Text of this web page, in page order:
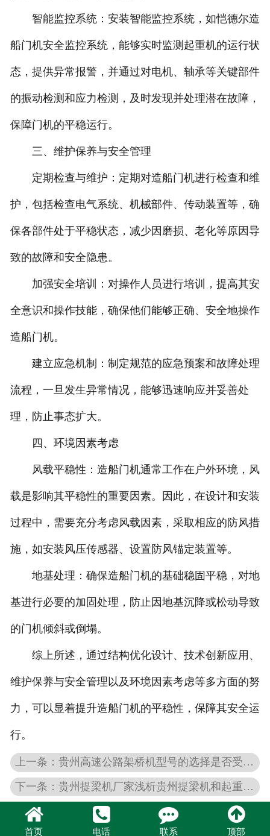
智能监控系统：安装智能监控系统，如恺德尔造
船门机安全监控系统，能够实时监测起重机的运行状
态，提供异常报警，并通过对电机、轴承等关键部件
的振动检测和应力检测，及时发现并处理潜在故障，
保障门机的平稳运行。
三、维护保养与安全管理
定期检查与维护：定期对造船门机进行检查和维
护，包括检查电气系统、机械部件、传动装置等，确
保各部件处于平稳状态，减少因磨损、老化等原因导
致的故障和安全隐患。
加强安全培训：对操作人员进行培训，提高其安
全意识和操作技能，确保他们能够正确、安全地操作
造船门机。
建立应急机制：制定规范的应急预案和故障处理
流程，一旦发生异常情况，能够迅速响应并妥善处
理，防止事态扩大。
四、环境因素考虑
风载平稳性：造船门机通常工作在户外环境，风
载是影响其平稳性的重要因素。因此，在设计和安装
过程中，需要充分考虑风载因素，采取相应的防风措
施，如安装风压传感器、设置防风锚定装置等。
地基处理：确保造船门机的基础稳固平稳，对地
基进行必要的加固处理，防止因地基沉降或松动导致
的门机倾斜或倒塌。
综上所述，通过结构优化设计、技术创新应用、
维护保养与安全管理以及环境因素考虑等多方面的努
力，可以显着提升造船门机的平稳性，保障其安全运
行。
上一条：贵州高速公路架桥机型号的选择是否受到场地的限制？
下一条：贵州提梁机厂家浅析贵州提梁机和起重机的不同之处
首页 电话 联系 顶部